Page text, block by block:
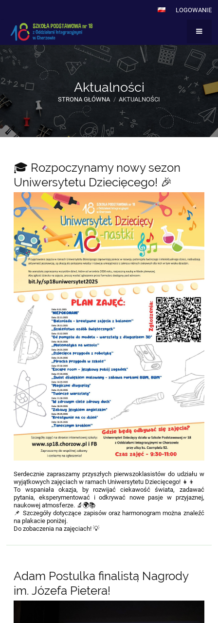
LOGOWANIE
Aktualności
STRONA GŁÓWNA / AKTUALNOŚCI
🎓 Rozpoczynamy nowy sezon
Uniwersytetu Dziecięcego! 🎉
Serdecznie zapraszamy przyszłych pierwszoklasistów do udziału w
wyjątkowych zajęciach w ramach Uniwersytetu Dziecięcego! 👧👦
To wspaniała okazja, by rozwijać ciekawość świata, zadawać
pytania, eksperymentować i odkrywać nowe pasje w przyjaznej,
naukowej atmosferze. 🔬🌍📚
📌 Szczegóły dotyczące zapisów oraz harmonogram można znaleźć
na plakacie poniżej.
Do zobaczenia na zajęciach! 💡
Adam Postulka finalistą Nagrody
im. Józefa Pietera!